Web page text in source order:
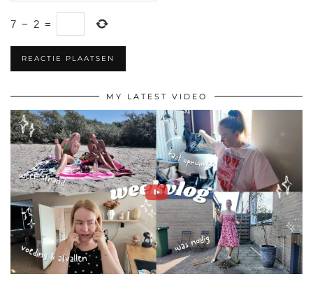
7 − 2 =
MY LATEST VIDEO